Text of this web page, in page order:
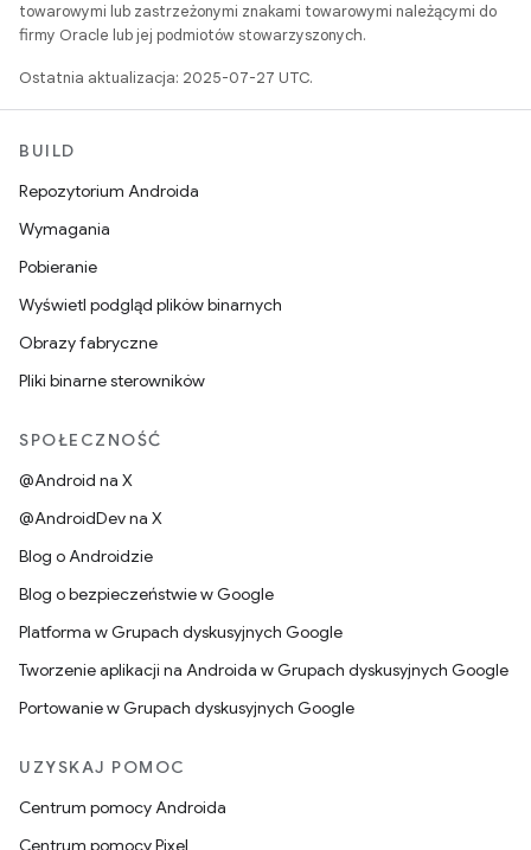
towarowymi lub zastrzeżonymi znakami towarowymi należącymi do
firmy Oracle lub jej podmiotów stowarzyszonych.
Ostatnia aktualizacja: 2025-07-27 UTC.
BUILD
Repozytorium Androida
Wymagania
Pobieranie
Wyświetl podgląd plików binarnych
Obrazy fabryczne
Pliki binarne sterowników
SPOŁECZNOŚĆ
@Android na X
@AndroidDev na X
Blog o Androidzie
Blog o bezpieczeństwie w Google
Platforma w Grupach dyskusyjnych Google
Tworzenie aplikacji na Androida w Grupach dyskusyjnych Google
Portowanie w Grupach dyskusyjnych Google
UZYSKAJ POMOC
Centrum pomocy Androida
Centrum pomocy Pixel